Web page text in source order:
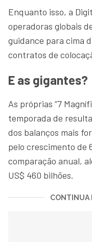
Enquanto isso, a
operadoras globais
guidance para cima
contratos de
E as gigantes?
As próprias “7
temporada de
dos balanços mais
pelo crescimento de
comparação anual,
US$ 460 bilhões.
CONTINUA